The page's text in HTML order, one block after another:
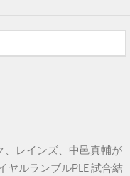
、レインズ、中邑真輔が
ヤルランブルPLE 試合結